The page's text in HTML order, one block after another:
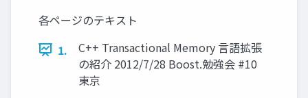
各ページのテキスト
1.
C++ Transactional Memory 言語拡張
の紹介 2012/7/28 Boost.勉強会 #10
東京